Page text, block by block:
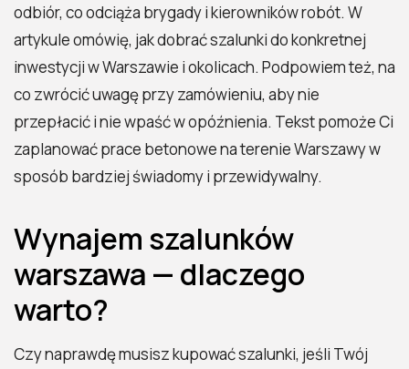
odbiór, co odciąża brygady i kierowników robót. W
artykule omówię, jak dobrać szalunki do konkretnej
inwestycji w Warszawie i okolicach. Podpowiem też, na
co zwrócić uwagę przy zamówieniu, aby nie
przepłacić i nie wpaść w opóźnienia. Tekst pomoże Ci
zaplanować prace betonowe na terenie Warszawy w
sposób bardziej świadomy i przewidywalny.
Wynajem szalunków
warszawa — dlaczego
warto?
Czy naprawdę musisz kupować szalunki, jeśli Twój